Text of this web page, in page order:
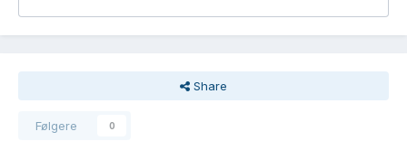
Share
Følgere 0